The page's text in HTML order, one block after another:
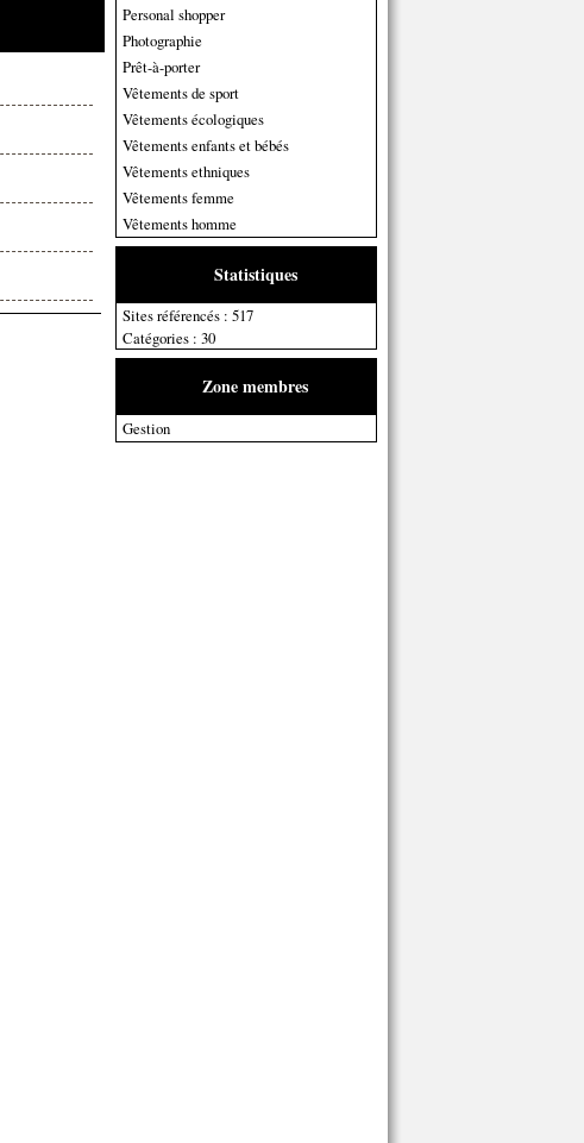
Personal shopper
Photographie
Prêt-à-porter
Vêtements de sport
Vêtements écologiques
Vêtements enfants et bébés
Vêtements ethniques
Vêtements femme
Vêtements homme
Statistiques
Sites référencés : 517
Catégories : 30
Zone membres
Gestion